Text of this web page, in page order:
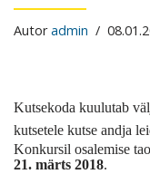
Autoradmin
Kutsekoda kuulutab
kutsetele kutse andja
Konkursil osalemise
21. märts 2018.